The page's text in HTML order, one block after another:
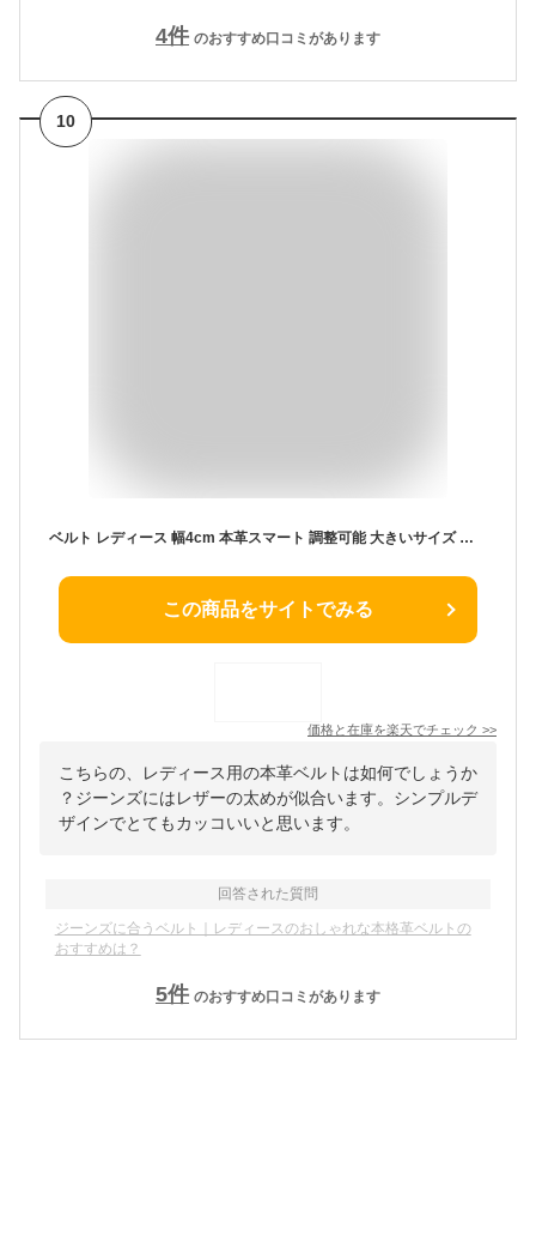
4件 のおすすめ口コミがあります
10
ベルト レディース 幅4cm 本革スマート 調整可能 大きいサイズ 本革ベルト 長持ち 丈夫 買い回り カジュアル おしゃれ プレゼント ビジネス ワンピース用 ジーンズ ドレス 4センチ幅広いベルト ウエストマーク レザー シンプル 母の日 プレゼント ギフト4cm BELT
この商品をサイトでみる
価格と在庫を楽天でチェック >>
こちらの、レディース用の本革ベルトは如何でしょうか
？ジーンズにはレザーの太めが似合います。シンプルデ
ザインでとてもカッコいいと思います。
回答された質問
ジーンズに合うベルト｜レディースのおしゃれな本格革ベルトの
おすすめは？
5件 のおすすめ口コミがあります